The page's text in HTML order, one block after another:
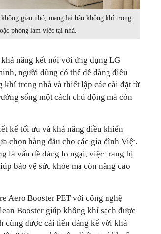
gian nhỏ, mang lại bầu không khí trong
phòng làm việc tại nhà.
năng kết nối với ứng dụng LG
người dùng có thể dễ dàng điều
khí trong nhà và thiết lập các cài đặt từ
sống một cách chủ động mà còn
kế tối ưu và khả năng điều khiển
chọn hàng đầu cho các gia đình Việt.
là vấn đề đáng lo ngại, việc trang bị
bảo vệ sức khỏe mà còn nâng cao
Aero Booster PET với công nghệ
Booster giúp không khí sạch được
cũng được cải tiến đáng kể với khả